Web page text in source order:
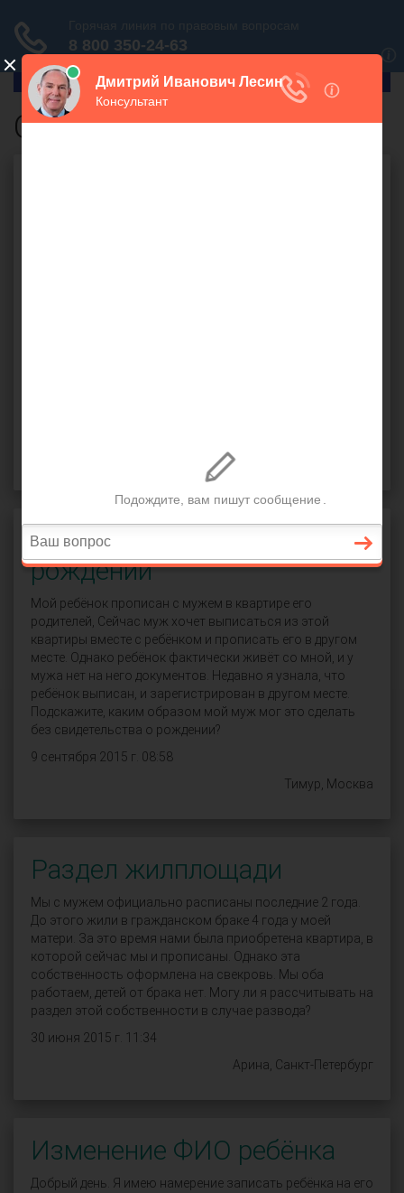
ГлавПрав
Органы загса
Повторное свидетельство о
рождении
Мой ребёнок прописан с мужем в квартире его
родителей, Сейчас муж хочет выписаться из этой
квартиры вместе с ребёнком и прописать его в другом
месте. Однако ребёнок фактически живёт со мной, и у
мужа нет на него документов. Недавно я узнала, что
ребёнок выписан, и зарегистрирован в другом месте.
Подскажите, каким образом мой муж мог это сделать
без свидетельства о рождении?
9 сентября 2015 г. 08:58
Тимур, Москва
Раздел жилплощади
Мы с мужем официально расписаны последние 2 года.
До этого жили в гражданском браке 4 года у моей
матери. За это время нами была приобретена квартира, в
которой сейчас мы и прописаны. Однако эта
собственность оформлена на свекровь. Мы оба
работаем, детей от брака нет. Могу ли я рассчитывать на
раздел этой собственности в случае развода?
30 июня 2015 г. 11:34
Арина, Санкт-Петербург
Изменение ФИО ребёнка
Добрый день. Я имею намерение записать ребёнка на его